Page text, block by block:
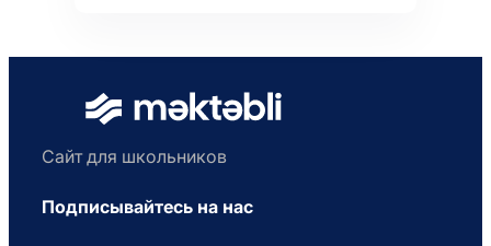
Сайт для школьников
Подписывайтесь на нас